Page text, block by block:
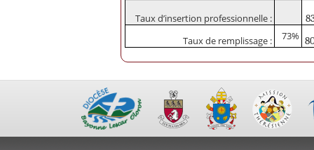
Taux d’insertion professionnelle :
Taux de remplissage :
73%